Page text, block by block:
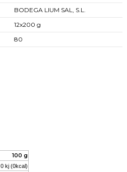
BODEGA LIUM SAL, S.L.
12x200 g
80
100 g
0 kj (0kcal)